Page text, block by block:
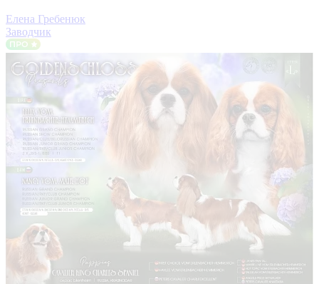
Елена Гребенюк
Заводчик